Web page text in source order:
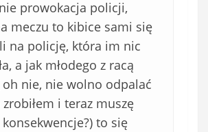
prowokacja policji,
meczu to kibice sami się
na policję, która im nic
a jak młodego z racą
oh nie, nie wolno odpalać
i teraz muszę
to się